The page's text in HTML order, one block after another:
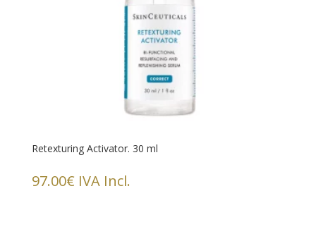
Retexturing Activator. 30 ml
97.00€ IVA Incl.